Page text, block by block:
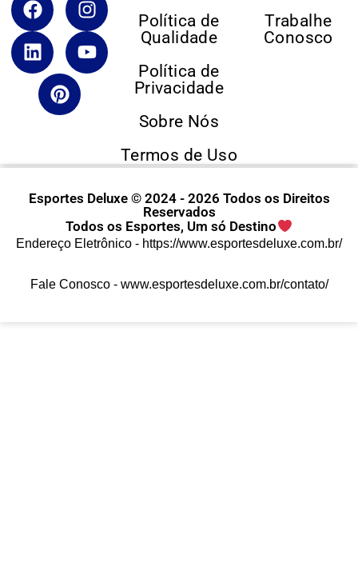
Política de
Qualidade
Política de
Privacidade
Sobre Nós
Termos de Uso
Trabalhe
Conosco
Esportes Deluxe © 2024 - 2026 Todos os Direitos
Reservados
Todos os Esportes, Um só Destino
Endereço Eletrônico - https://www.esportesdeluxe.com.br/
Fale Conosco - www.esportesdeluxe.com.br/contato/